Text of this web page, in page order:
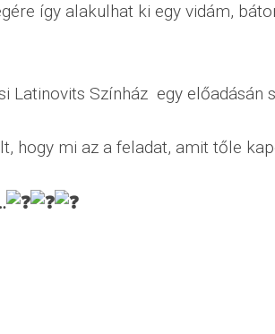
így alakulhat ki egy vidám,
Latinovits Színház egy előadásán
hogy mi az a feladat, amit tőle